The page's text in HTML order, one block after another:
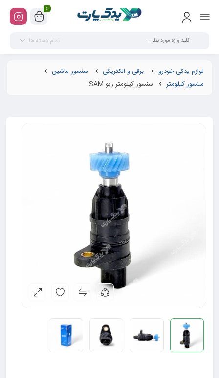
0
تمام دسته ها
لوازم یدکی خودرو برقی و الکتریکی
سنسور ماشین
سنسور کیلومتر
سنسور کیلومتر ریو SAM